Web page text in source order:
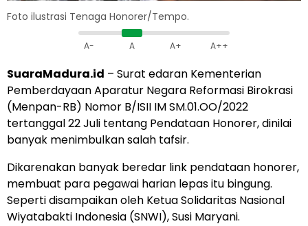
Foto ilustrasi Tenaga Honorer/Tempo.
A- A A+ A++
SuaraMadura.id – Surat edaran Kementerian
Pemberdayaan Aparatur Negara Reformasi Birokrasi
(Menpan-RB) Nomor B/ISII IM SM.01.OO/2022
tertanggal 22 Juli tentang Pendataan Honorer, dinilai
banyak menimbulkan salah tafsir.
Dikarenakan banyak beredar link pendataan honorer,
membuat para pegawai harian lepas itu bingung.
Seperti disampaikan oleh Ketua Solidaritas Nasional
Wiyatabakti Indonesia (SNWI), Susi Maryani.